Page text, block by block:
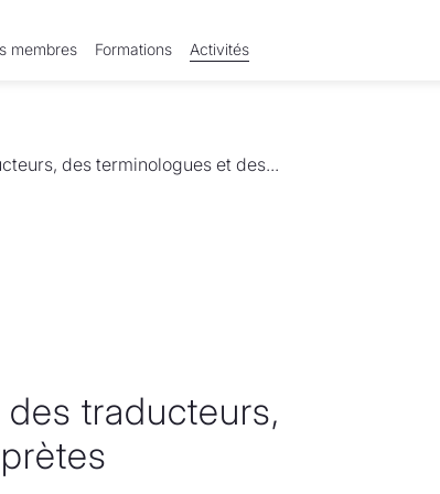
membres Formations Activités
des terminologues et des...
traducteurs,